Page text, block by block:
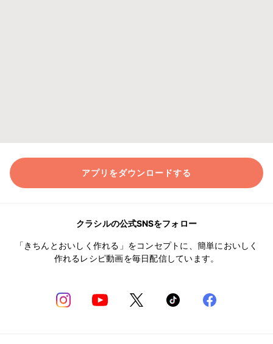
アプリをダウンロードする
クラシルの公式SNSをフォロー
「きちんとおいしく作れる」をコンセプトに、簡単においしく
作れるレシピ動画を毎日配信しています。